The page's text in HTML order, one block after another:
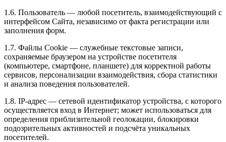
1.6. Пользователь — любой посетитель, взаимодействующий с
интерфейсом Сайта, независимо от факта регистрации или
заполнения форм.
1.7. Файлы Cookie — служебные текстовые записи,
сохраняемые браузером на устройстве посетителя
(компьютере, смартфоне, планшете) для корректной работы
сервисов, персонализации взаимодействия, сбора статистики
и анализа поведения пользователей.
1.8. IP-адрес — сетевой идентификатор устройства, с которого
осуществляется вход в Интернет; может использоваться для
определения приблизительной геолокации, блокировки
подозрительных активностей и подсчёта уникальных
посетителей.